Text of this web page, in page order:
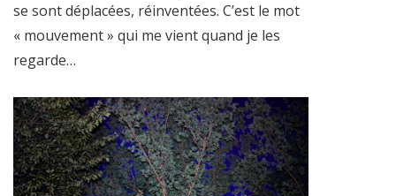
se sont déplacées, réinventées. C’est le mot
« mouvement » qui me vient quand je les
regarde…